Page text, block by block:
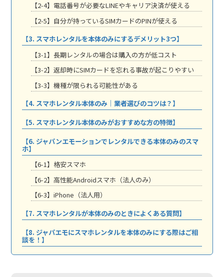
【2-4】電話番号が必要なLINEやキャリア決済が使える
【2-5】自分が持っているSIMカードのPINが使える
【3. スマホレンタルを本体のみにするデメリット3つ】
【3-1】長期レンタルの場合は購入の方が低コスト
【3-2】返却時にSIMカードを忘れる事故が起こりやすい
【3-3】機種が限られる可能性がある
【4. スマホレンタル本体のみ｜業者選びのコツは？】
【5. スマホレンタル本体のみがおすすめな方の特徴】
【6. ジャパンエモーションでレンタルできる本体のみのスマ
ホ】
【6-1】格安スマホ
【6-2】高性能Androidスマホ（法人のみ）
【6-3】iPhone（法人用）
【7. スマホレンタルが本体のみのときによくある質問】
【8. ジャパエモにスマホレンタルを本体のみにする際はご相
談を！】